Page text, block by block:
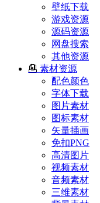
壁纸下载
游戏资源
源码资源
网盘搜索
其他资源
素材资源
配色颜色
字体下载
图片素材
图标素材
矢量插画
免扣PNG
高清图片
视频素材
音频素材
三维素材